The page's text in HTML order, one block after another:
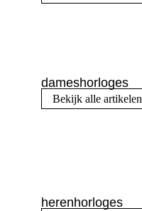
dameshorloges
Bekijk alle artikelen
herenhorloges